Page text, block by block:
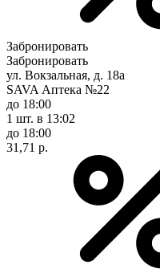
Забронировать
Забронировать
ул. Вокзальная, д. 18а
SAVA Аптека №22
до 18:00
1 шт. в 13:02
до 18:00
31,71 р.